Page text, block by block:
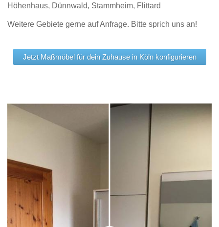
Höhenhaus, Dünnwald, Stammheim, Flittard
Weitere Gebiete gerne auf Anfrage. Bitte sprich uns an!
Jetzt Maßmöbel für dein Zuhause in Köln konfigurieren